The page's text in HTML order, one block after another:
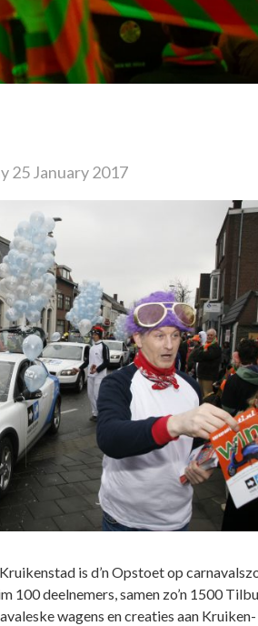
25 January 2017
is d’n Opstoet op
100 deelnemers, samen zo’n 1500
wagens en creaties aan